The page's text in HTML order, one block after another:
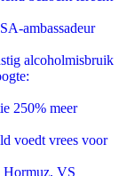
ambassadeur
alcoholmisbruik
250% meer
voedt vrees voor
Hormuz, VS